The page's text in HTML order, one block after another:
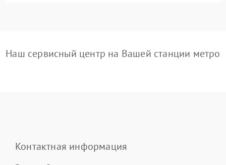
Наш сервисный центр на Вашей станции метро
Контактная информация